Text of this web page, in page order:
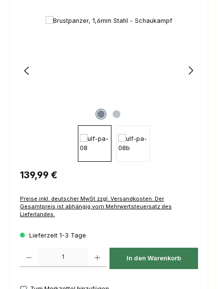
Bildergalerie überspringen
Regulärer Preis:
139,99 €
Preise inkl. deutscher MwSt zzgl. Versandkosten. Der
Gesamtpreis ist abhängig vom Mehrwertsteuersatz des
Lieferlandes.
Lieferzeit 1-3 Tage
In den Warenkorb